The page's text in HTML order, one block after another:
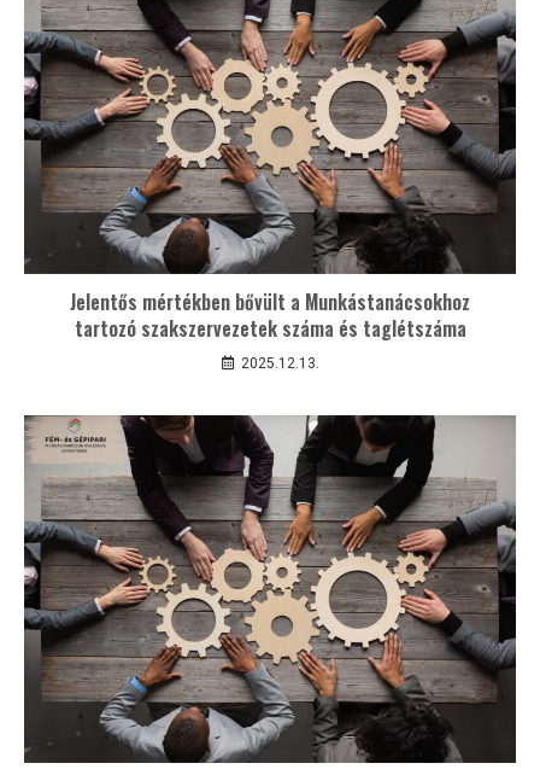
Jelentős mértékben bővült a Munkástanácsokhoz
tartozó szakszervezetek száma és taglétszáma
2025.12.13.